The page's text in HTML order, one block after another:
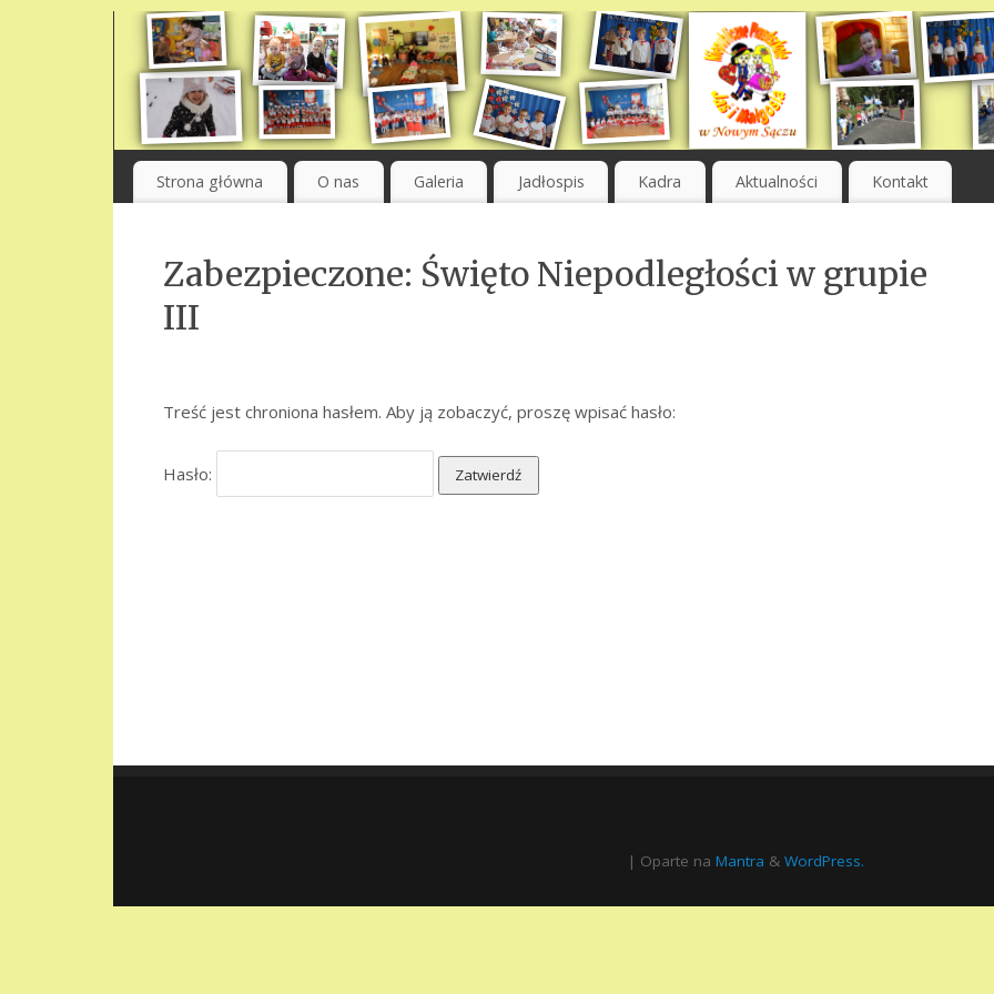
Strona główna O nas Galeria Jadłospis Kadra Aktualności Kontakt
Zabezpieczone: Święto Niepodległości w grupie
III
Treść jest chroniona hasłem. Aby ją zobaczyć, proszę wpisać hasło:
Hasło:
| Oparte na Mantra & WordPress.